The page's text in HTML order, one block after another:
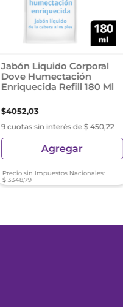
Jabón Liquido Corporal
Dove Humectación
Enriquecida Refill 180 Ml
$4052,03
9 cuotas sin interés de $ 450,22
Agregar
Precio sin Impuestos Nacionales:
$ 3348,79